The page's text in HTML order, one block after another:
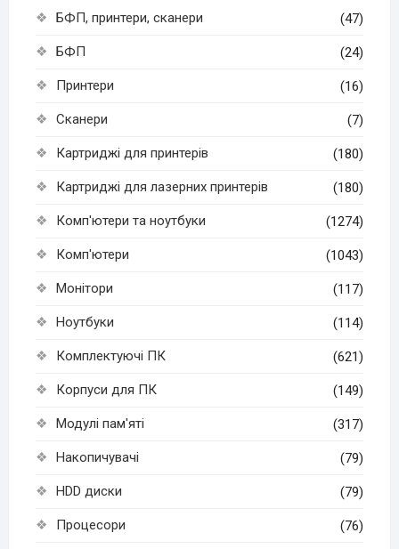
БФП, принтери, сканери (47)
БФП (24)
Принтери (16)
Сканери (7)
Картриджі для принтерів (180)
Картриджі для лазерних принтерів (180)
Комп'ютери та ноутбуки (1274)
Комп'ютери (1043)
Монітори (117)
Ноутбуки (114)
Комплектуючі ПК (621)
Корпуси для ПК (149)
Модулі пам'яті (317)
Накопичувачі (79)
HDD диски (79)
Процесори (76)